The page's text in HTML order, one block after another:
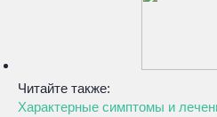
Читайте также:
Характерные симптомы и